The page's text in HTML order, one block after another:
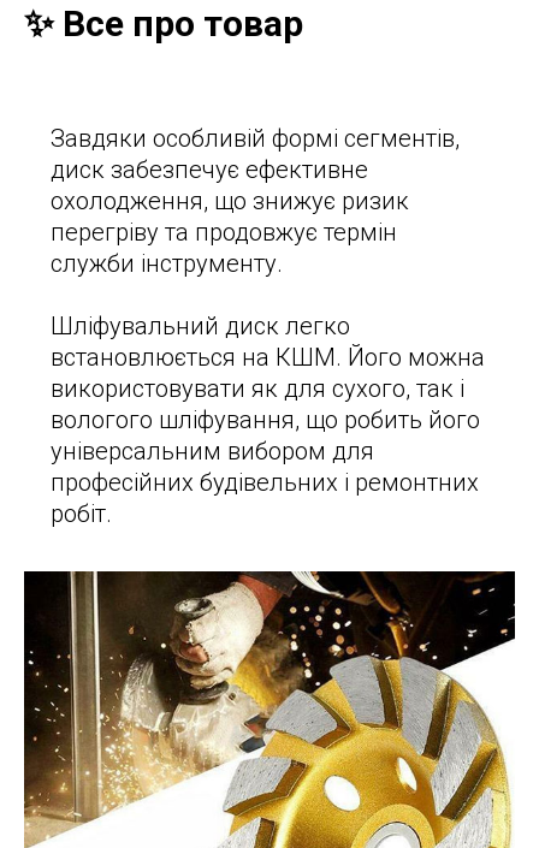
✨ Все про товар
Завдяки особливій формі сегментів,
диск забезпечує ефективне
охолодження, що знижує ризик
перегріву та продовжує термін
служби інструменту.
Шліфувальний диск легко
встановлюється на КШМ. Його можна
використовувати як для сухого, так і
вологого шліфування, що робить його
універсальним вибором для
професійних будівельних і ремонтних
робіт.